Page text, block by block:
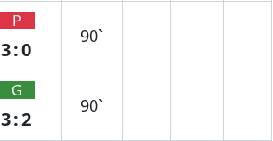
P
3:0
90`
G
3:2
90`